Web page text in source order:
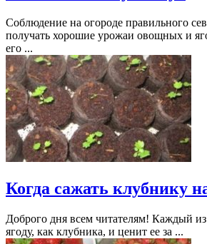
Соблюдение на огороде правильного
получать хорошие урожаи овощных и
его ...
Когда сажать клубнику
Доброго дня всем читателям! Каждый из
ягоду, как клубника, и ценит ее за ...